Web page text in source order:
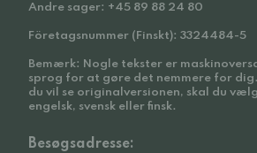
Andre sager: +45 89 88 24 80
Företagsnummer (Finskt): 3324484-5
Bemærk: Nogle tekster er
sprog for at gøre det nemmere for
du vil se originalversionen, skal du
engelsk, svensk eller finsk.
Besøgsadresse: